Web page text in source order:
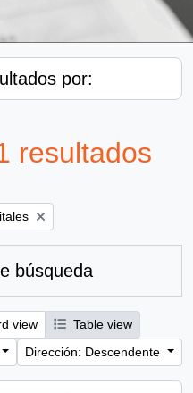
por:
resultados
búsqueda
view
Table view
Dirección: Descendente